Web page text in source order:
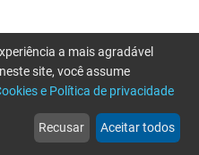
web
Notícias
more_horiz
Mais
a mais agradável
site, você assume
e Política de privacidade
Recusar Aceitar todos
tente novamente